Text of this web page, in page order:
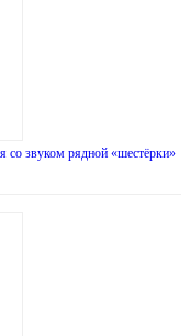
звуком рядной «шестёрки»